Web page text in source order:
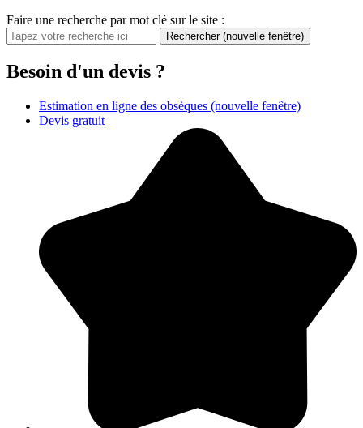
Faire une recherche par mot clé sur le site :
Rechercher (nouvelle fenêtre)
Besoin d'un devis ?
Estimation en ligne des obsèques (nouvelle fenêtre)
Devis gratuit